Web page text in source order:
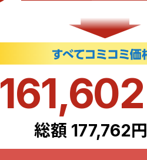
161,602
総額 177,762円